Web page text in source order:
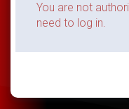
You are not
need to log in.